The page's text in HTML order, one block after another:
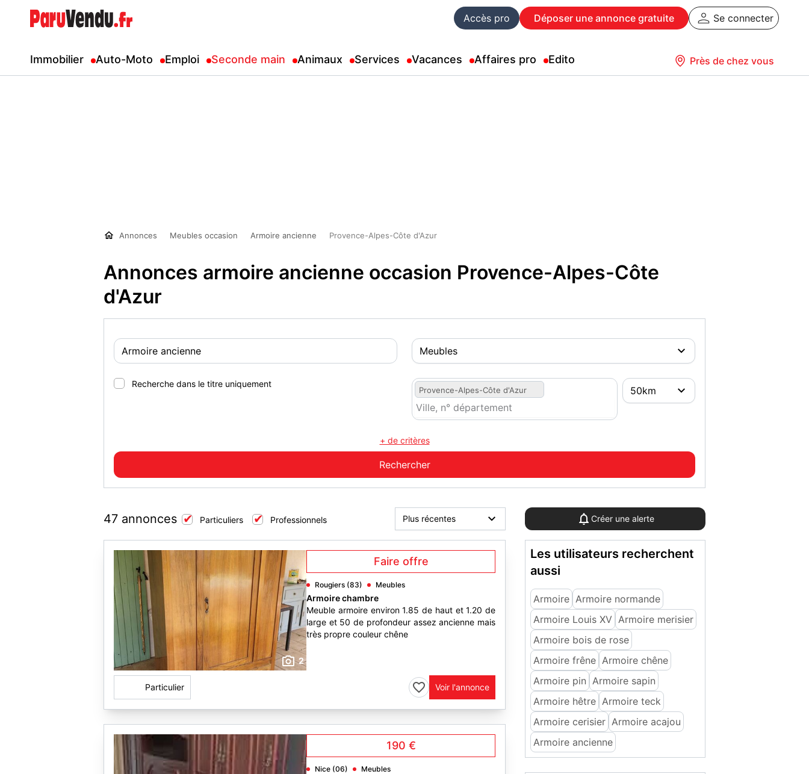
Accès pro Déposer une annonce gratuite Se connecter
Immobilier Auto-Moto Emploi Seconde main Animaux Services Vacances Affaires pro Edito Près de chez vous
Annonces Meubles occasion Armoire ancienne Provence-Alpes-Côte d'Azur
Annonces armoire ancienne occasion Provence-Alpes-Côte
d'Azur
Recherche dans le titre uniquement
Provence-Alpes-Côte d'Azur
+ de critères
47 annonces Particuliers Professionnels Créer une alerte
2
Faire offre
Rougiers (83) Meubles
Armoire chambre
Meuble armoire environ 1.85 de haut et 1.20 de
large et 50 de profondeur assez ancienne mais
très propre couleur chêne
Particulier Voir l'annonce
190 €
Nice (06) Meubles
Les utilisateurs recherchent
aussi
Armoire Armoire normande
Armoire Louis XV Armoire merisier
Armoire bois de rose
Armoire frêne Armoire chêne
Armoire pin Armoire sapin
Armoire hêtre Armoire teck
Armoire cerisier Armoire acajou
Armoire ancienne